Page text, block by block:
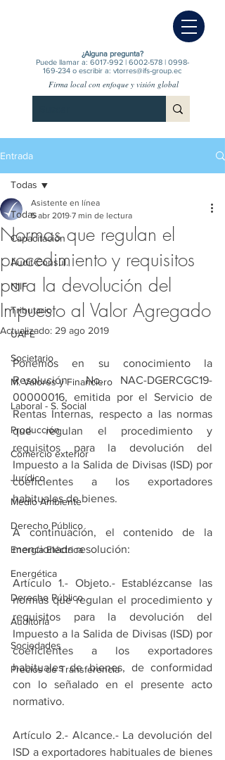
¿Alguna pregunta?
Puede llamar a: 6017-992| 6002-578| 0998-
169-234 o escribir a: vtorres@ifs-group.ec
Firma local con enfoque y visión global
Entrada
Todas
Capacitación
Audit-Consul.
NIIF
Tributario
UAFE
Societario
M. Valores y Financiero
Laboral - S. Social
Producción
Comercio exterior
Jurídico
Medio Ambiente
Derecho Público
Energía Eléctrica
Energética
Derecho Público
Auditoría
Sociedades
Precios de Transferencia
Todas
Normas que regulan el
procedimiento y requisitos
para la devolución del
Impuesto al Valor Agregado
Asistente en línea
5 abr 2019 7 min de lectura
Actualizado: 29 ago 2019
Ponemos en su conocimiento la
Resolución No. NAC-DGERCGC19-
00000016, emitida por el Servicio de
Rentas Internas, respecto a las normas
que regulan el procedimiento y
requisitos para la devolución del
Impuesto a la Salida de Divisas (ISD) por
coeficientes a los exportadores
habituales de bienes.
A continuación, el contenido de la
mencionada resolución:
Artículo 1.- Objeto.- Establézcanse las
normas que regulan el procedimiento y
requisitos para la devolución del
Impuesto a la Salida de Divisas (ISD) por
coeficientes a los exportadores
habituales de bienes, de conformidad
con lo señalado en el presente acto
normativo.
Artículo 2.- Alcance.- La devolución del
ISD a exportadores habituales de bienes